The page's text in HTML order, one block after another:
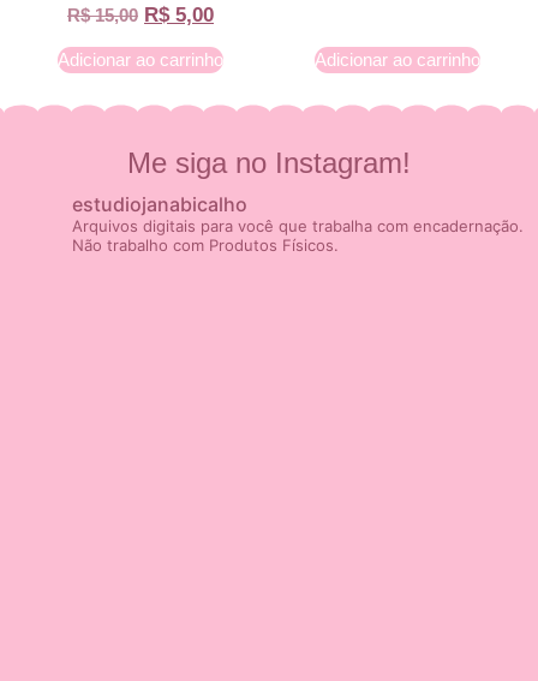
R$15,00 R$5,00
Adicionar ao carrinho Adicionar ao carrinho
Me siga no Instagram!
estudiojanabicalho
Arquivos digitais para você que trabalha com encadernação.
Não trabalho com Produtos Físicos.